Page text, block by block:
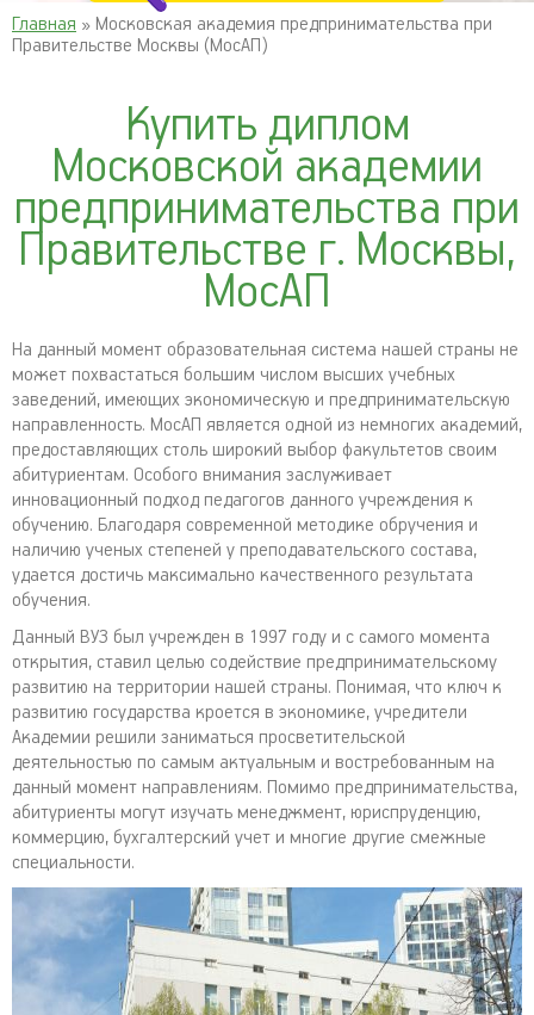
Главная » Московская академия предпринимательства при
Правительстве Москвы (МосАП)
Купить диплом
Московской академии
предпринимательства при
Правительстве г. Москвы,
МосАП
На данный момент образовательная система нашей страны не
может похвастаться большим числом высших учебных
заведений, имеющих экономическую и предпринимательскую
направленность. МосАП является одной из немногих академий,
предоставляющих столь широкий выбор факультетов своим
абитуриентам. Особого внимания заслуживает
инновационный подход педагогов данного учреждения к
обучению. Благодаря современной методике обручения и
наличию ученых степеней у преподавательского состава,
удается достичь максимально качественного результата
обучения.
Данный ВУЗ был учрежден в 1997 году и с самого момента
открытия, ставил целью содействие предпринимательскому
развитию на территории нашей страны. Понимая, что ключ к
развитию государства кроется в экономике, учредители
Академии решили заниматься просветительской
деятельностью по самым актуальным и востребованным на
данный момент направлениям. Помимо предпринимательства,
абитуриенты могут изучать менеджмент, юриспруденцию,
коммерцию, бухгалтерский учет и многие другие смежные
специальности.